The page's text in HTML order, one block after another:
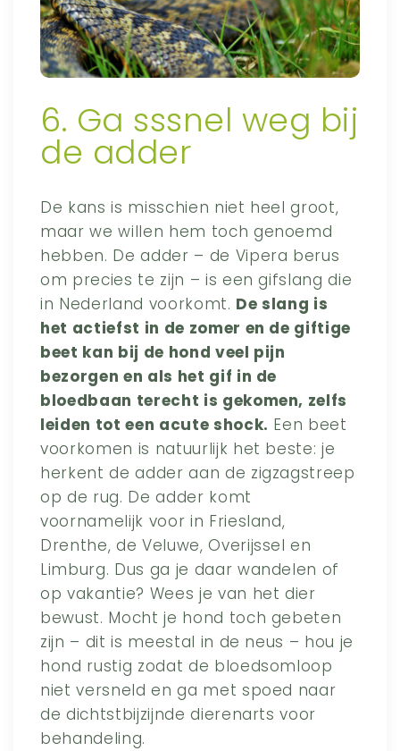
6. Ga sssnel weg bij
de adder
De kans is misschien niet heel groot,
maar we willen hem toch genoemd
hebben. De adder – de Vipera berus
om precies te zijn – is een gifslang die
in Nederland voorkomt. De slang is
het actiefst in de zomer en de giftige
beet kan bij de hond veel pijn
bezorgen en als het gif in de
bloedbaan terecht is gekomen, zelfs
leiden tot een acute shock. Een beet
voorkomen is natuurlijk het beste: je
herkent de adder aan de zigzagstreep
op de rug. De adder komt
voornamelijk voor in Friesland,
Drenthe, de Veluwe, Overijssel en
Limburg. Dus ga je daar wandelen of
op vakantie? Wees je van het dier
bewust. Mocht je hond toch gebeten
zijn – dit is meestal in de neus – hou je
hond rustig zodat de bloedsomloop
niet versneld en ga met spoed naar
de dichtstbijzijnde dierenarts voor
behandeling.